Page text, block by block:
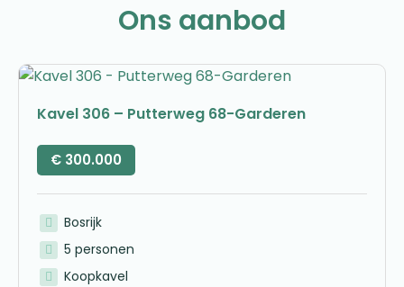
Ons aanbod
Kavel 306 – Putterweg 68-Garderen
€ 300.000
Bosrijk
5 personen
Koopkavel